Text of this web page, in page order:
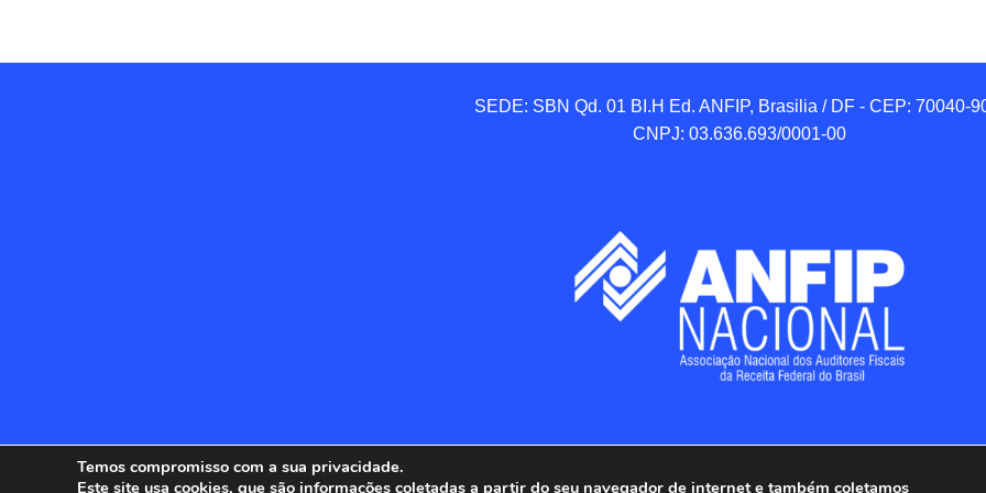
SEDE: SBN Qd. 01 BI.H Ed. ANFIP, Brasilia / DF - CEP: 70040-
CNPJ: 03.636.693/0001-00
Temos compromisso com a sua privacidade.
Este site usa cookies, que são informações coletadas a partir do seu navegador de internet e também coletamos